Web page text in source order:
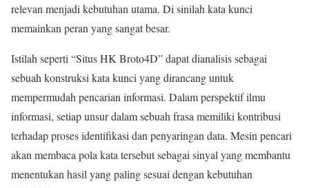
relevan menjadi kebutuhan utama. Di sinilah kata kunci
memainkan peran yang sangat besar.
Istilah seperti “Situs HK Broto4D” dapat dianalisis sebagai
sebuah konstruksi kata kunci yang dirancang untuk
mempermudah pencarian informasi. Dalam perspektif ilmu
informasi, setiap unsur dalam sebuah frasa memiliki kontribusi
terhadap proses identifikasi dan penyaringan data. Mesin pencari
akan membaca pola kata tersebut sebagai sinyal yang membantu
menentukan hasil yang paling sesuai dengan kebutuhan